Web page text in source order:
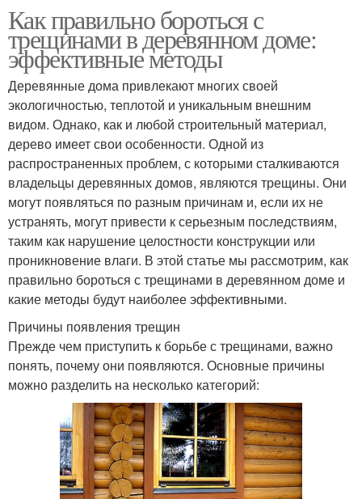
Как правильно бороться с
трещинами в деревянном доме:
эффективные методы
Деревянные дома привлекают многих своей
экологичностью, теплотой и уникальным внешним
видом. Однако, как и любой строительный материал,
дерево имеет свои особенности. Одной из
распространенных проблем, с которыми сталкиваются
владельцы деревянных домов, являются трещины. Они
могут появляться по разным причинам и, если их не
устранять, могут привести к серьезным последствиям,
таким как нарушение целостности конструкции или
проникновение влаги. В этой статье мы рассмотрим, как
правильно бороться с трещинами в деревянном доме и
какие методы будут наиболее эффективными.
Причины появления трещин
Прежде чем приступить к борьбе с трещинами, важно
понять, почему они появляются. Основные причины
можно разделить на несколько категорий: